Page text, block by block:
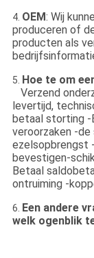
4. OEM: Wij
produceren of
producten als
5. Hoe te om
Verzend
levertijd,
betaal storting -
veroorzaken -
ezelsopbrengst
bevestigen-
Betaal
ontruiming -
6. Een andere
welk ogenblik